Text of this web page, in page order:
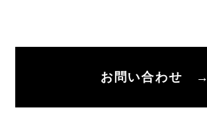
お問い合わせ →